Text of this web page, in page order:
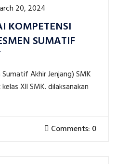
20, 2024
KOMPETENSI
SUMATIF
Akhir Jenjang) SMK
Xll SMK. dilaksanakan
Comments: 0